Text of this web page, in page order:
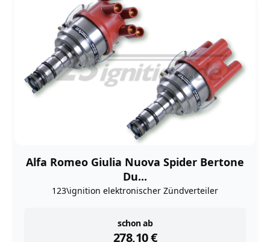
Alfa Romeo Giulia Nuova Spider Bertone
Du...
123\ignition elektronischer Zündverteiler
schon ab
278,10€
instock